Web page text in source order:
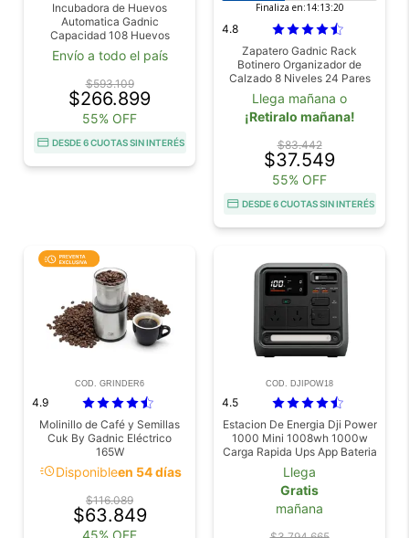
Incubadora de Huevos
Automatica Gadnic
Capacidad 108 Huevos
Expandible Ovoscopio Giro
Automático
Envío a todo el país
$593.109
$266.899
55% OFF
DESDE 6 CUOTAS SIN INTERÉS
Finaliza en:14:13:18
4.8
Zapatero Gadnic Rack
Botinero Organizador de
Calzado 8 Niveles 24 Pares
Llega mañana o
¡Retiralo mañana!
$83.442
$37.549
55% OFF
DESDE 6 CUOTAS SIN INTERÉS
COD. GRINDER6
4.9
Molinillo de Café y Semillas
Cuk By Gadnic Eléctrico
165W
acuteDisponibleen 54 días
$116.089
$63.849
45% OFF
COD. DJIPOW18
4.5
Estacion De Energia Dji Power
1000 Mini 1008wh 1000w
Carga Rapida Ups App Bateria
Lfp
Llega
Gratis
mañana